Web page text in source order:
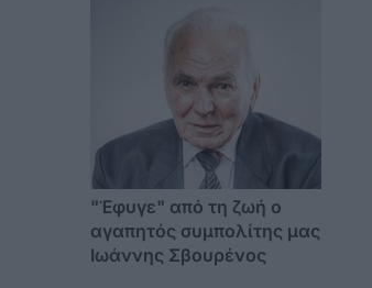
"Έφυγε" από τη ζωή ο
αγαπητός συμπολίτης μας
Ιωάννης Σβουρένος